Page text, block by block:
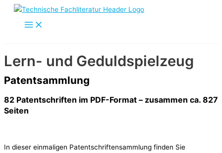
Zum
Lern- und Geduldspielzeug
Patentsammlung
82 Patentschriften im PDF-Format – zusammen ca. 827
Seiten
In dieser einmaligen Patentschriftensammlung finden Sie